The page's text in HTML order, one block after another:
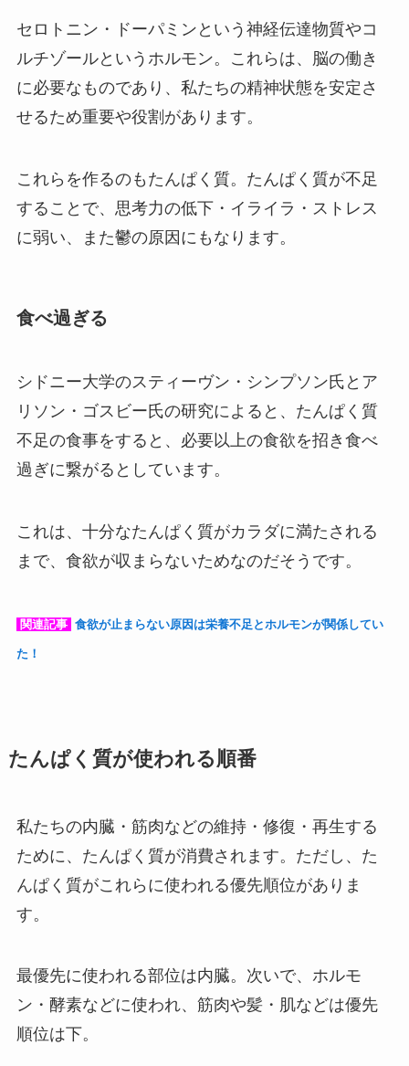
セロトニン・ドーパミンという神経伝達物質やコ
ルチゾールというホルモン。これらは、脳の働き
に必要なものであり、私たちの精神状態を安定さ
せるため重要や役割があります。
これらを作るのもたんぱく質。たんぱく質が不足
することで、思考力の低下・イライラ・ストレス
に弱い、また鬱の原因にもなります。
食べ過ぎる
シドニー大学のスティーヴン・シンプソン氏とア
リソン・ゴスビー氏の研究によると、たんぱく質
不足の食事をすると、必要以上の食欲を招き食べ
過ぎに繋がるとしています。
これは、十分なたんぱく質がカラダに満たされる
まで、食欲が収まらないためなのだそうです。
関連記事 食欲が止まらない原因は栄養不足とホルモンが関係してい
た！
たんぱく質が使われる順番
私たちの内臓・筋肉などの維持・修復・再生する
ために、たんぱく質が消費されます。ただし、た
んぱく質がこれらに使われる優先順位がありま
す。
最優先に使われる部位は内臓。次いで、ホルモ
ン・酵素などに使われ、筋肉や髪・肌などは優先
順位は下。